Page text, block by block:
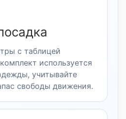
с таблицей
используется
учитывайте
свободы движения.